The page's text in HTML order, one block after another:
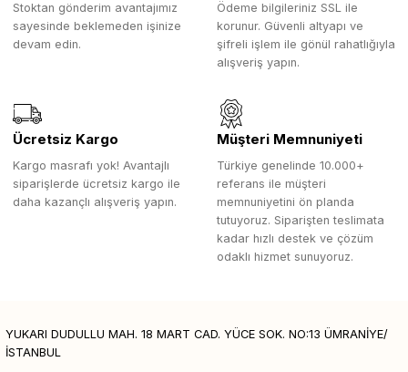
Stoktan gönderim avantajımız
sayesinde beklemeden işinize
devam edin.
Ödeme bilgileriniz SSL ile
korunur. Güvenli altyapı ve
şifreli işlem ile gönül rahatlığıyla
alışveriş yapın.
Ücretsiz Kargo
Kargo masrafı yok! Avantajlı
siparişlerde ücretsiz kargo ile
daha kazançlı alışveriş yapın.
Müşteri Memnuniyeti
Türkiye genelinde 10.000+
referans ile müşteri
memnuniyetini ön planda
tutuyoruz. Siparişten teslimata
kadar hızlı destek ve çözüm
odaklı hizmet sunuyoruz.
YUKARI DUDULLU MAH. 18 MART CAD. YÜCE SOK. NO:13 ÜMRANİYE/
İSTANBUL